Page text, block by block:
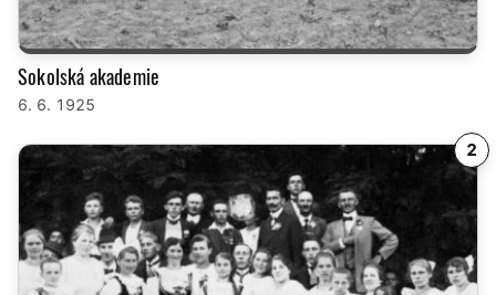
Sokolská akademie
6. 6. 1925
2